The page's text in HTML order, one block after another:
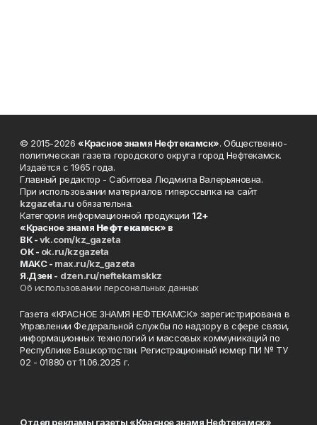
© 2015-2026 «Красное знамя Нефтекамск». Общественно-
политическая газета городского округа город Нефтекамск.
Издаётся с 1965 года.
Главный редактор - Сабитова Людмила Валерьяновна.
При использовании материалов гиперссылка на сайт
kzgazeta.ru обязательна.
Категория информационной продукции 12+
«Красное знамя Нефтекамск» в
ВК -vk.com/kz_gazeta
ОК - ok.ru/kzgazeta
MAKC - max.ru/kz_gazeta
Я.Дзен - dzen.ru/neftekamskkz
Об использовании персональных данных
Газета «КРАСНОЕ ЗНАМЯ НЕФТЕКАМСК» зарегистрирована в
Управлении Федеральной службы по надзору в сфере связи,
информационных технологий и массовых коммуникаций по
Республике Башкортостан. Регистрационный номер ПИ № ТУ
02 - 01880 от 11.06.2025 г.
Отдел рекламы газеты «Красное знамя Нефтекамск»